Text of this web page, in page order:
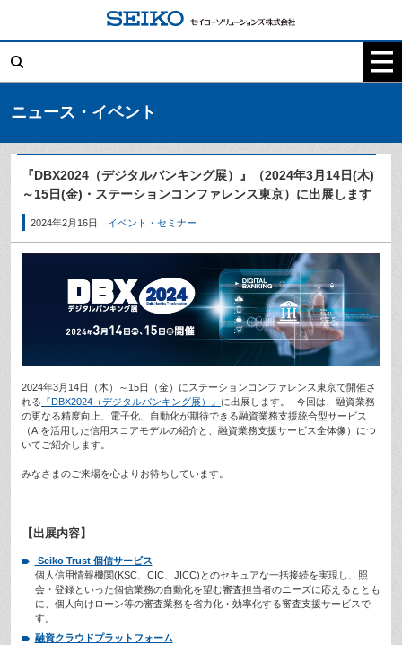
索:
ニュース・イベント
『DBX2024（デジタルバンキング展）』（2024年3月14日(木)
～15日(金)・ステーションコンファレンス東京）に出展します
2024年2月16日 イベント・セミナー
2024年3月14日（木）～15日（金）にステーションコンファレンス東京で開催さ
れる 『DBX2024（デジタルバンキング展）』 に出展します。 今回は、融資業務
の更なる精度向上、電子化、自動化が期待できる融資業務支援統合型サービス
（AIを活用した信用スコアモデルの紹介と、融資業務支援サービス全体像）につ
いてご紹介します。
みなさまのご来場を心よりお待ちしています。
【出展内容】
Seiko Trust 個信サービス
個人信用情報機関(KSC、CIC、JICC)とのセキュアな一括接続を実現し、照
会・登録といった個信業務の自動化を望む審査担当者のニーズに応えるととも
に、個人向けローン等の審査業務を省力化・効率化する審査支援サービスで
す。
融資クラウドプラットフォーム